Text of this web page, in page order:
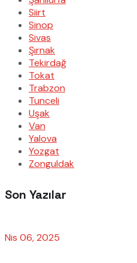
Siirt
Sinop
Sivas
Şırnak
Tekirdağ
Tokat
Trabzon
Tunceli
Uşak
Van
Yalova
Yozgat
Zonguldak
Son Yazılar
Nis 06, 2025